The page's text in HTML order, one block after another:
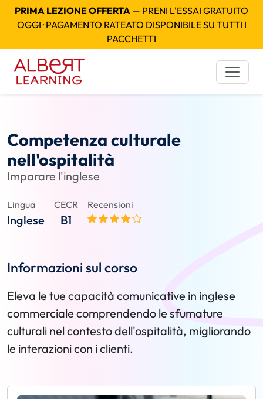
PRIMA LEZIONE OFFERTA — PRENI L'ESSAI GRATUITO
OGGI · PAGAMENTO RATEATO DISPONIBILE SU TUTTI I
PACCHETTI
Competenza culturale
nell'ospitalità
Imparare l'inglese
Lingua
Inglese
CECR
B1
Recensioni
Informazioni sul corso
Eleva le tue capacità comunicative in inglese
commerciale comprendendo le sfumature
culturali nel contesto dell'ospitalità, migliorando
le interazioni con i clienti.